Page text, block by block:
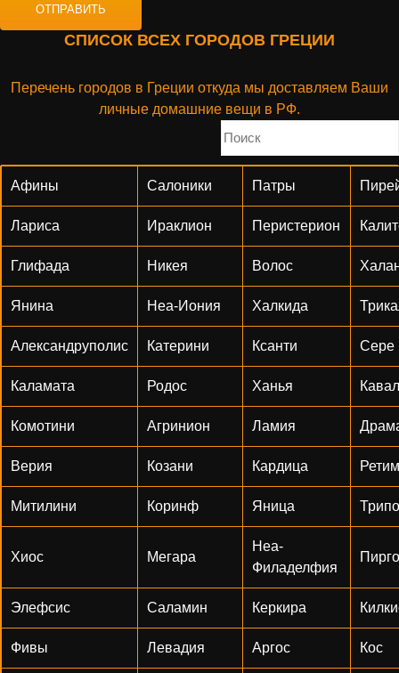
ОТПРАВИТЬ
СПИСОК ВСЕХ ГОРОДОВ ГРЕЦИИ
Перечень городов в Греции откуда мы доставляем Ваши
личные домашние вещи в РФ.
Афины Салоники Патры
Лариса Ираклион Перистерион
Глифада Никея Волос
Янина Неа-Иония Халкида
Александруполис Катерини Ксанти Сере
Каламата Родос Ханья
Комотини Агринион Ламия
Верия Козани Кардица
Митилини Коринф Яница
Хиос Мегара
Неа-
Филаделфия
Элефсис Саламин Керкира
Фивы Левадия Аргос Кос